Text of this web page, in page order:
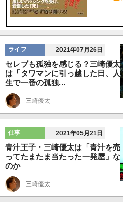
ライフ 2021年07月26日
セレブも孤独を感じる？三崎優太
は「タワマンに引っ越した日、人
生で一番の孤独...
三崎優太
仕事 2021年05月21日
青汁王子・三崎優太は「青汁を売
ってたまたま当たった一発屋」な
のか
三崎優太